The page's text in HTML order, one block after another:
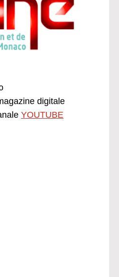
digitale
YOUTUBE